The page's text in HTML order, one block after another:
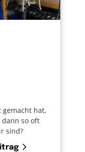
gemacht hat,
so oft
sind?